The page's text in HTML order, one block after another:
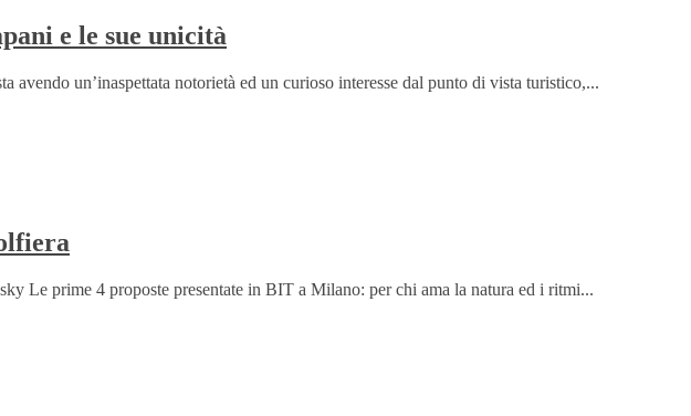
e le sue unicità
avendo un’inaspettata notorietà ed un curioso interesse dal punto di vista turistico,...
Le prime 4 proposte presentate in BIT a Milano: per chi ama la natura ed i ritmi...